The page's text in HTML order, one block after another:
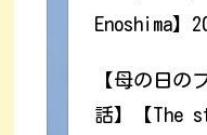
Enoshima】
【母の日の
話】【The